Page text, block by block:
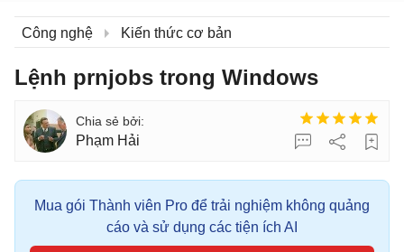
Công nghệ Kiến thức cơ bản
Lệnh prnjobs trong Windows
Phạm Hải
Mua gói Thành viên Pro để trải nghiệm không quảng
cáo và sử dụng các tiện ích AI